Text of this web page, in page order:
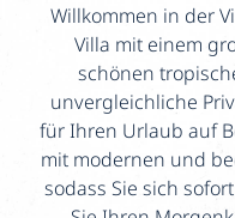
Willkommen in der
Villa mit einem
schönen
unvergleichliche
für Ihren Urlaub auf
mit modernen und
sodass Sie sich